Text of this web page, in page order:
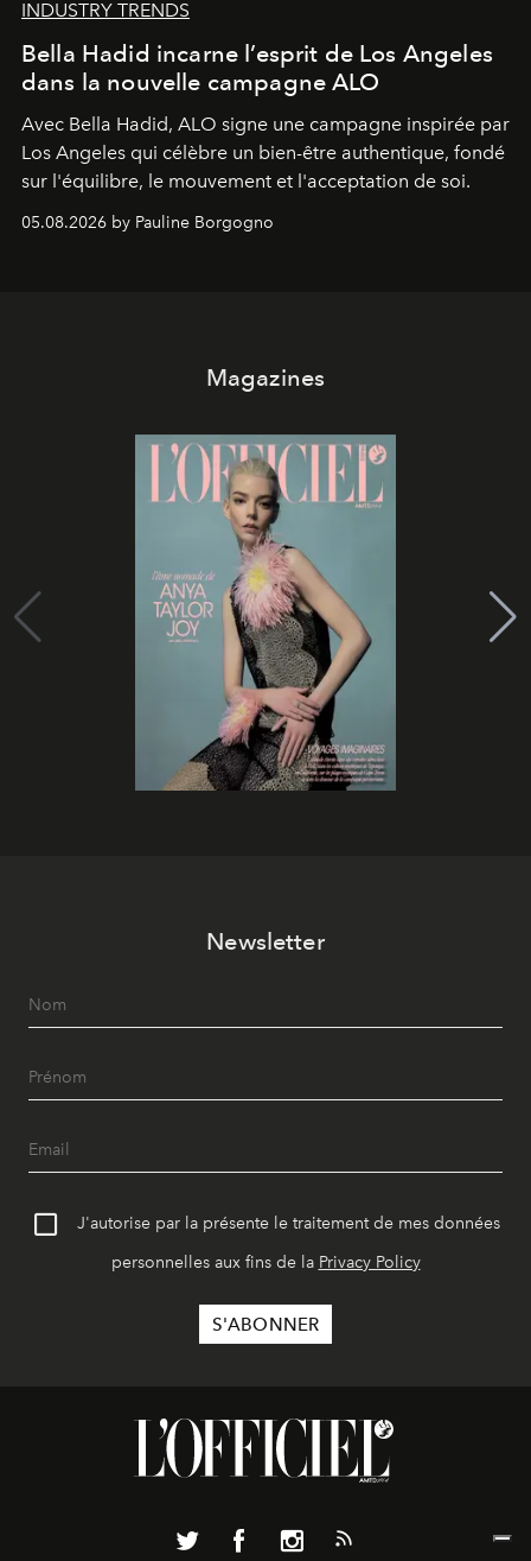
INDUSTRY TRENDS
Bella Hadid incarne l’esprit de Los Angeles
dans la nouvelle campagne ALO
Avec Bella Hadid, ALO signe une campagne inspirée par
Los Angeles qui célèbre un bien-être authentique, fondé
sur l'équilibre, le mouvement et l'acceptation de soi.
05.08.2026 by Pauline Borgogno
Magazines
Newsletter
J'autorise par la présente le traitement de mes données
personnelles aux fins de la Privacy Policy